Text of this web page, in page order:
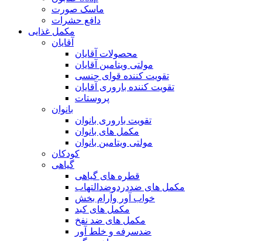
ماسک صورت
دافع حشرات
مکمل غذایی
آقایان
محصولات آقایان
مولتی ویتامین آقایان
تقویت کننده قوای جنسی
تقویت کننده باروری آقایان
پروستات
بانوان
تقویت باروری بانوان
مکمل های بانوان
مولتی ویتامین بانوان
کودکان
گیاهی
قطره های گیاهی
مکمل های ضددردوضدالتهاب
خواب آور وآرام بخش
مکمل های کبد
مکمل های ضد نفخ
ضدسرفه و خلط آور